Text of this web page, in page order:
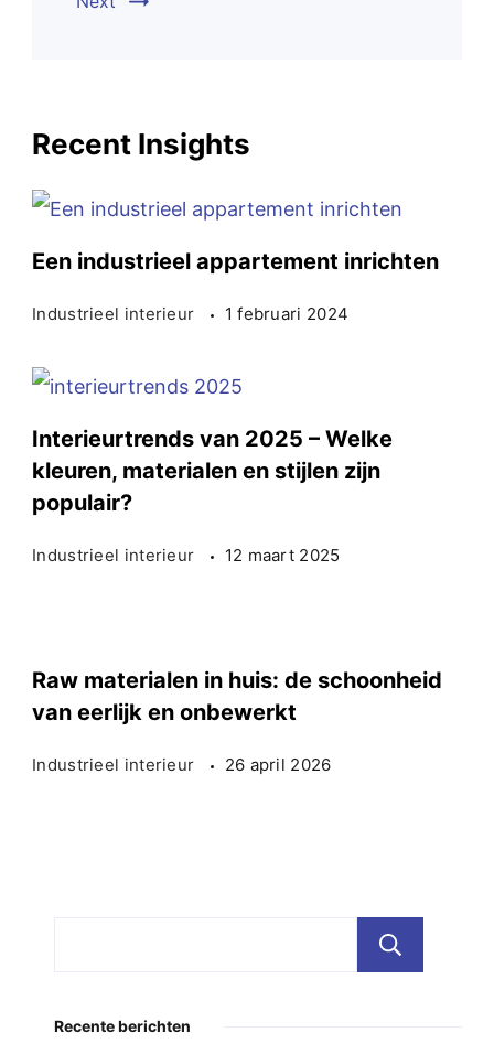
Recent Insights
Een industrieel appartement inrichten
Industrieel interieur 1 februari 2024
Interieurtrends van 2025 – Welke
kleuren, materialen en stijlen zijn
populair?
Industrieel interieur 12 maart 2025
Raw materialen in huis: de schoonheid
van eerlijk en onbewerkt
Industrieel interieur 26 april 2026
Recente berichten